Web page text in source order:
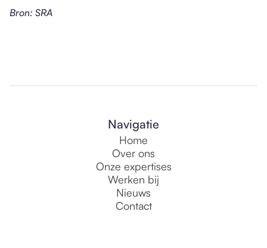
Bron: SRA
Navigatie
Home
Over ons
Onze expertises
Werken bij
Nieuws
Contact